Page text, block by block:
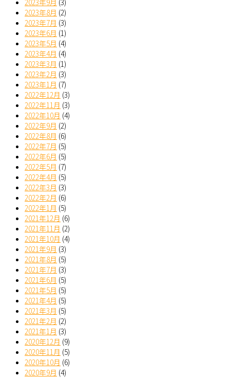
2023年8月 (2)
2023年7月 (3)
2023年6月 (1)
2023年5月 (4)
2023年4月 (4)
2023年3月 (1)
2023年2月 (3)
2023年1月 (7)
2022年12月 (3)
2022年11月 (3)
2022年10月 (4)
2022年9月 (2)
2022年8月 (6)
2022年7月 (5)
2022年6月 (5)
2022年5月 (7)
2022年4月 (5)
2022年3月 (3)
2022年2月 (6)
2022年1月 (5)
2021年12月 (6)
2021年11月 (2)
2021年10月 (4)
2021年9月 (3)
2021年8月 (5)
2021年7月 (3)
2021年6月 (5)
2021年5月 (5)
2021年4月 (5)
2021年3月 (5)
2021年2月 (2)
2021年1月 (3)
2020年12月 (9)
2020年11月 (5)
2020年10月 (6)
2020年9月 (4)